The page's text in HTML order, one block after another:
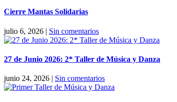
Cierre Mantas Solidarias
julio 6, 2026 | Sin comentarios
27 de Junio 2026: 2* Taller de Música y Danza
junio 24, 2026 | Sin comentarios